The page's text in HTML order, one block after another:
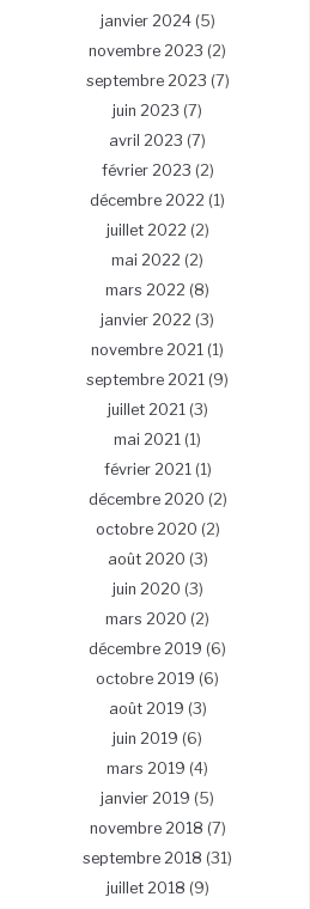
janvier 2024(5)
novembre 2023 (2)
septembre 2023 (7)
juin 2023 (7)
avril 2023 (7)
février 2023 (2)
décembre 2022 (1)
juillet 2022 (2)
mai 2022 (2)
mars 2022 (8)
janvier 2022 (3)
novembre 2021 (1)
septembre 2021 (9)
juillet 2021(3)
mai 2021 (1)
février 2021(1)
décembre 2020 (2)
octobre 2020 (2)
août 2020 (3)
juin 2020 (3)
mars 2020 (2)
décembre 2019 (6)
octobre 2019 (6)
août 2019 (3)
juin 2019 (6)
mars 2019 (4)
janvier 2019 (5)
novembre 2018 (7)
septembre 2018 (31)
juillet 2018 (9)